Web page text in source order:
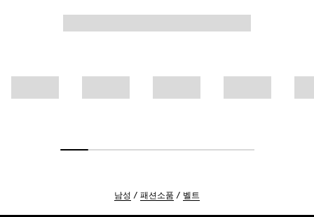
남성 패션소품 벨트